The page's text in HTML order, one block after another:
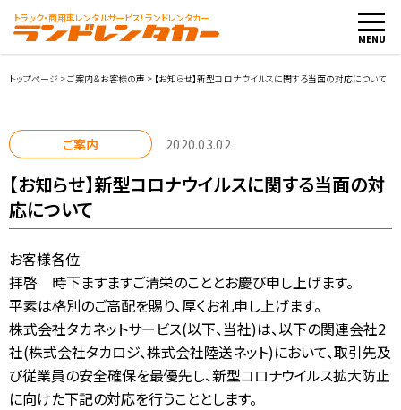
MENU
トラック・商用車レンタルサービス！ランドレンタカー
車両・料金
店舗紹介
ご利用案内
お客様の声
レンタカー会社向け
レンタカー申込み
トップページ >ご案内＆お客様の声 > 【お知らせ】新型コロナウイルスに関する当面の対応について
ご案内 2020.03.02
【お知らせ】新型コロナウイルスに関する当面の対
応について
お客様各位
拝啓 時下ますますご清栄のこととお慶び申し上げます。
平素は格別のご高配を賜り、厚くお礼申し上げます。
株式会社タカネットサービス(以下、当社)は、以下の関連会社2
社(株式会社タカロジ、株式会社陸送ネット)において、取引先及
び従業員の安全確保を最優先し、新型コロナウイルス拡大防止
に向けた下記の対応を行うこととします。